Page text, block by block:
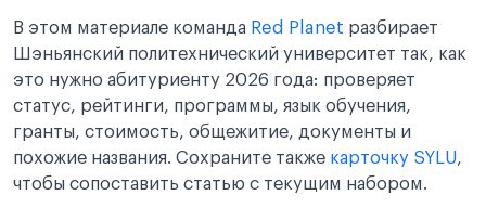
В этом материале команда Red Planet разбирает
Шэньянский политехнический университет так, как
это нужно абитуриенту 2026 года: проверяет
статус, рейтинги, программы, язык обучения,
гранты, стоимость, общежитие, документы и
похожие названия. Сохраните также карточку SYLU,
чтобы сопоставить статью с текущим набором.